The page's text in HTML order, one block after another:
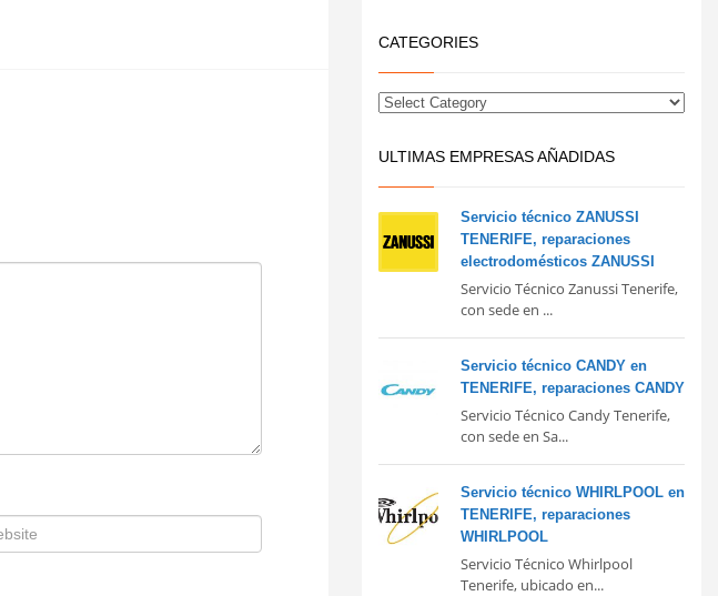
CATEGORIES
ULTIMAS EMPRESAS AÑADIDAS
Servicio técnico ZANUSSI
TENERIFE, reparaciones
electrodomésticos ZANUSSI
Servicio Técnico Zanussi Tenerife,
con sede en ...
Servicio técnico CANDY en
TENERIFE, reparaciones CANDY
Servicio Técnico Candy Tenerife,
con sede en Sa...
Servicio técnico WHIRLPOOL en
TENERIFE, reparaciones
WHIRLPOOL
Servicio Técnico Whirlpool
Tenerife, ubicado en...